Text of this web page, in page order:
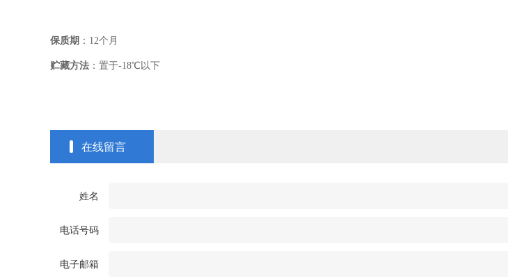
保质期 ： 12个月
贮藏方法 ：置于-18℃ 以下
在线留言
姓名
电话号码
电子邮箱